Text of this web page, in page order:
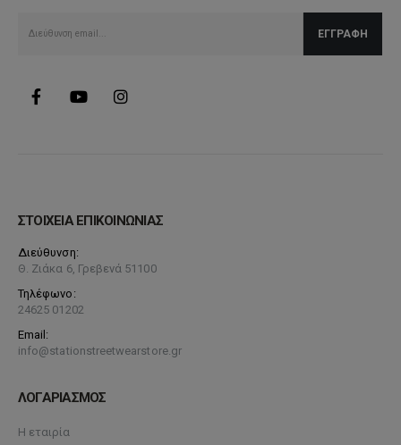
ΣΤΟΙΧΕΙΑ ΕΠΙΚΟΙΝΩΝΙΑΣ
Διεύθυνση:
Θ. Ζιάκα 6, Γρεβενά 51100
Τηλέφωνο:
24625 01202
Email:
info@stationstreetwearstore.gr
ΛΟΓΑΡΙΑΣΜΟΣ
Η εταιρία